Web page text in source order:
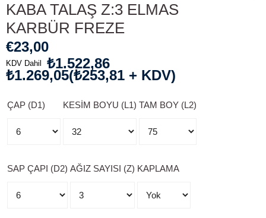
KABA TALAŞ Z:3 ELMAS
KARBÜR FREZE
€23,00
KDV Dahil ₺1.522,86
₺1.269,05(₺253,81 + KDV)
ÇAP (D1) KESİM BOYU (L1) TAM BOY (L2)
SAP ÇAPI (D2) AĞIZ SAYISI (Z) KAPLAMA